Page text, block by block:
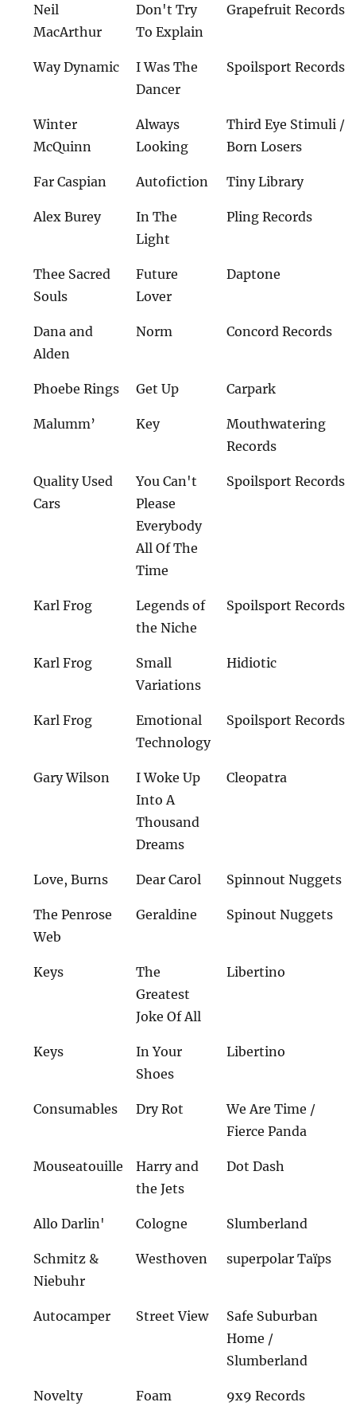
Neil
MacArthur
Don't Try
To Explain
Grapefruit Records
Way Dynamic
I Was The
Dancer
Spoilsport Records
Winter
McQuinn
Always
Looking
Third Eye Stimuli /
Born Losers
Far Caspian Autofiction Tiny Library
Alex Burey
In The
Light
Pling Records
Thee Sacred
Souls
Future
Lover
Daptone
Dana and
Alden
Norm Concord Records
Phoebe Rings Get Up Carpark
Malumm’ Key
Mouthwatering
Records
Quality Used
Cars
You Can't
Please
Everybody
All Of The
Time
Spoilsport Records
Karl Frog
Legends of
the Niche
Spoilsport Records
Karl Frog
Small
Variations
Hidiotic
Karl Frog
Emotional
Technology
Spoilsport Records
Gary Wilson
I Woke Up
Into A
Thousand
Dreams
Cleopatra
Love, Burns Dear Carol Spinnout Nuggets
The Penrose
Web
Geraldine Spinout Nuggets
Keys
The
Greatest
Joke Of All
Libertino
Keys
In Your
Shoes
Libertino
Consumables Dry Rot
We Are Time /
Fierce Panda
Mouseatouille
Harry and
the Jets
Dot Dash
Allo Darlin' Cologne Slumberland
Schmitz &
Niebuhr
Westhoven superpolar Taïps
Autocamper Street View
Safe Suburban
Home /
Slumberland
Novelty
Foam
9x9 Records